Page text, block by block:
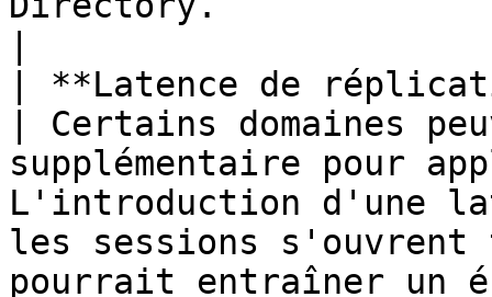
| **Latence de
| Certains domaines
supplémentaire pour
L'introduction d'une
les sessions s'ouvrent
pourrait entraîner un